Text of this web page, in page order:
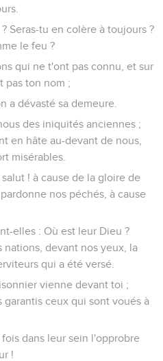
Seras-tu en colère à toujours ?
le feu ?
qui ne t'ont pas connu, et sur
pas ton nom ;
a dévasté sa demeure.
des iniquités anciennes ;
en hâte au-devant de nous,
misérables.
! à cause de la gloire de
nos péchés, à cause
elles : Où est leur Dieu ?
devant nos yeux, la
qui a été versé.
vienne devant toi ;
ceux qui sont voués à
dans leur sein l'opprobre
!